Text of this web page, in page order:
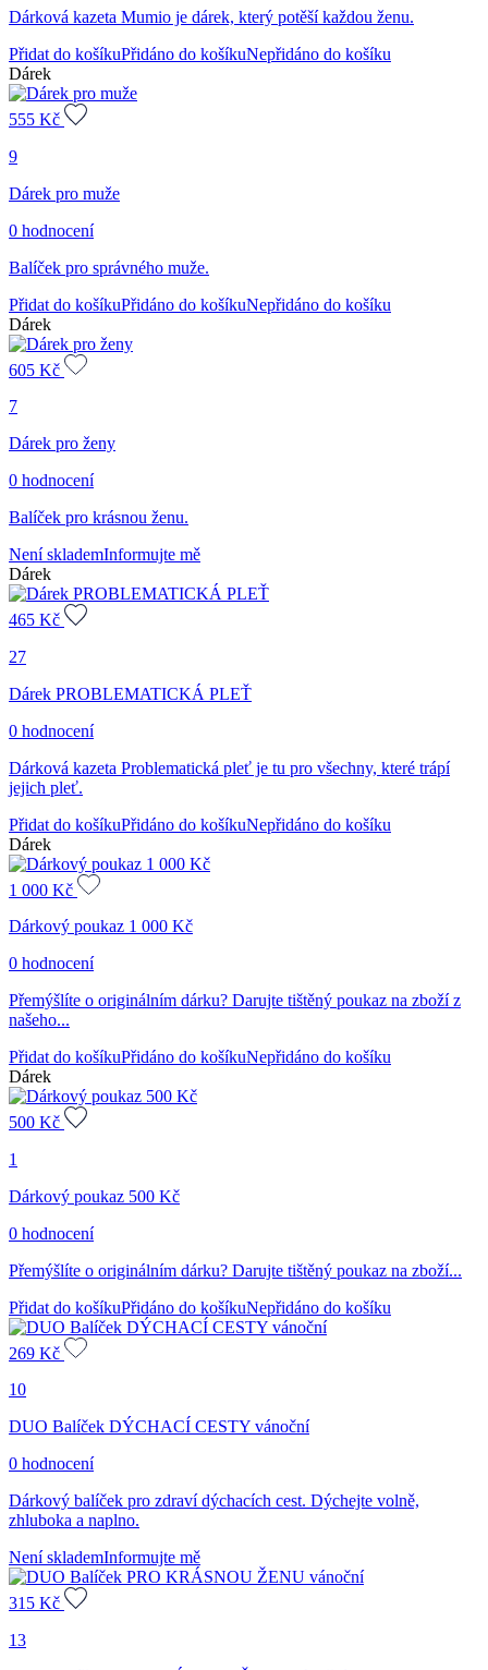
Dárková kazeta Mumio je dárek, který potěší každou ženu.
Přidat do košíkuPřidáno do košíkuNepřidáno do košíku
Dárek
555 Kč
9
Dárek pro muže
0 hodnocení
Balíček pro správného muže.
Přidat do košíkuPřidáno do košíkuNepřidáno do košíku
Dárek
605 Kč
7
Dárek pro ženy
0 hodnocení
Balíček pro krásnou ženu.
Není sklademInformujte mě
Dárek
465 Kč
27
Dárek PROBLEMATICKÁ PLEŤ
0 hodnocení
Dárková kazeta Problematická pleť je tu pro všechny, které trápí
jejich pleť.
Přidat do košíkuPřidáno do košíkuNepřidáno do košíku
Dárek
1 000 Kč
Dárkový poukaz 1 000 Kč
0 hodnocení
Přemýšlíte o originálním dárku? Darujte tištěný poukaz na zboží z
našeho...
Přidat do košíkuPřidáno do košíkuNepřidáno do košíku
Dárek
500 Kč
1
Dárkový poukaz 500 Kč
0 hodnocení
Přemýšlíte o originálním dárku? Darujte tištěný poukaz na zboží...
Přidat do košíkuPřidáno do košíkuNepřidáno do košíku
269 Kč
10
DUO Balíček DÝCHACÍ CESTY vánoční
0 hodnocení
Dárkový balíček pro zdraví dýchacích cest. Dýchejte volně,
zhluboka a naplno.
Není sklademInformujte mě
315 Kč
13